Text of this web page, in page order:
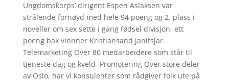
Ungdomskorps’ dirigent Espen Aslaksen var
strålende fornøyd med hele 94 poeng og 2. plass i
noveller om sex sette i gang fødsel divisjon, ett
poeng bak vinnner Kristiansand janitsjar.
Telemarketing Over 80 medarbeidere som står til
tjeneste dag og kveld ​ Promotering Over store deler
av Oslo, har vi konsulenter som rådgiver folk ute på